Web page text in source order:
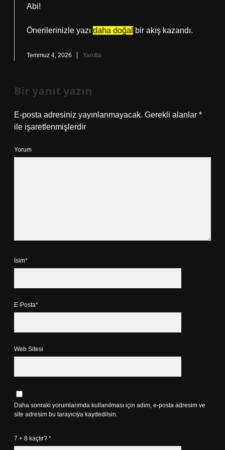
Abi!
Önerilerinizle yazı daha doğal bir akış kazandı.
Temmuz 4, 2026 Yanıtla
Bir yanıt yazın
E-posta adresiniz yayınlanmayacak. Gerekli alanlar *
ile işaretlenmişlerdir
Yorum
İsim*
E-Posta*
Web Sitesi
Daha sonraki yorumlarımda kullanılması için adım, e-posta adresim ve
site adresim bu tarayıcıya kaydedilsin.
7 + 8 kaçtır? *